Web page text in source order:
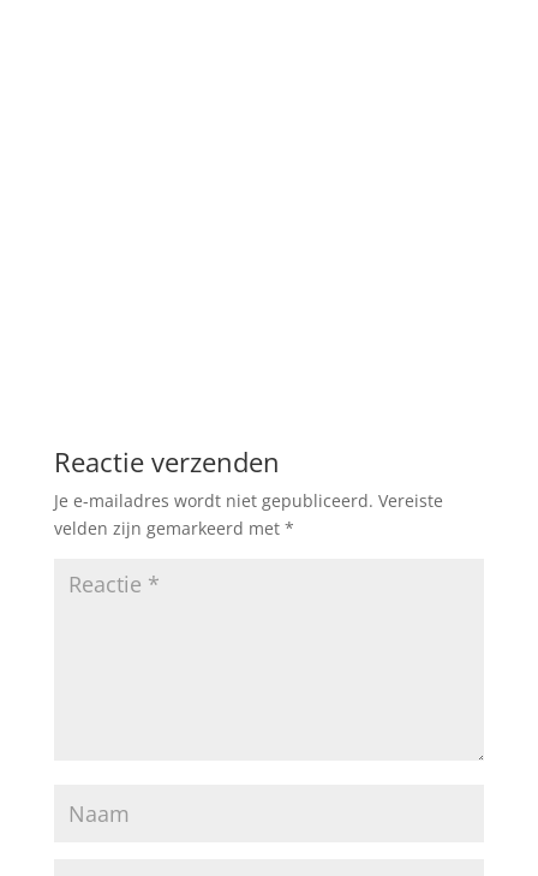
Reactie verzenden
Je e-mailadres wordt niet gepubliceerd. Vereiste
velden zijn gemarkeerd met *